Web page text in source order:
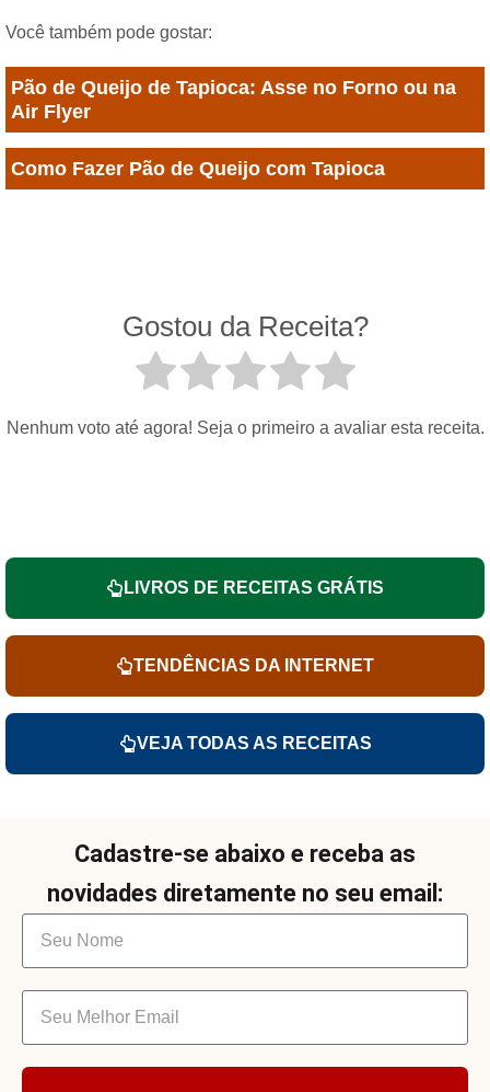
Você também pode gostar:
Pão de Queijo de Tapioca: Asse no Forno ou na
Air Flyer
Como Fazer Pão de Queijo com Tapioca
Gostou da Receita?
Nenhum voto até agora! Seja o primeiro a avaliar esta receita.
LIVROS DE RECEITAS GRÁTIS
TENDÊNCIAS DA INTERNET
VEJA TODAS AS RECEITAS
Cadastre-se abaixo e receba as
novidades diretamente no seu email: